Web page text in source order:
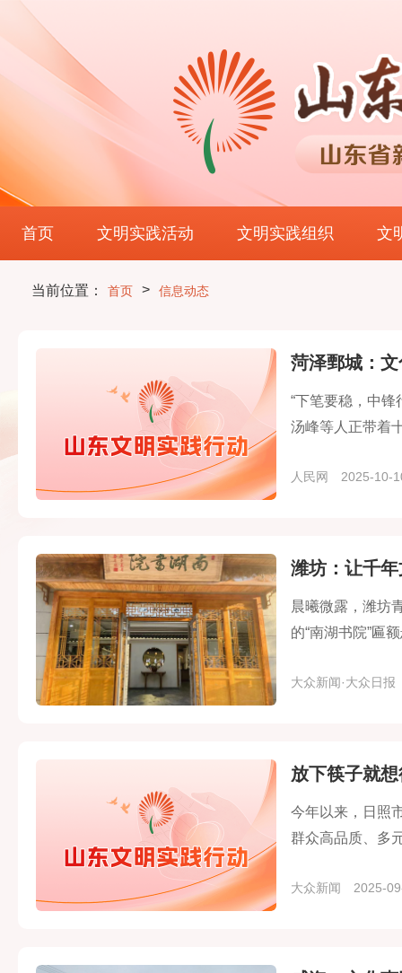
首页 文明实践活动 文明实践组织 文
当前位置： 首页 > 信息动态
菏泽鄄城：
“下笔要稳，中
汤峰等人正带着
人民网 2025-10-
潍坊：让千
晨曦微露，潍坊
的“南湖书院”匾
大众新闻·大众日报
放下筷子就
今年以来，日照
群众高品质、多
大众新闻 2025-